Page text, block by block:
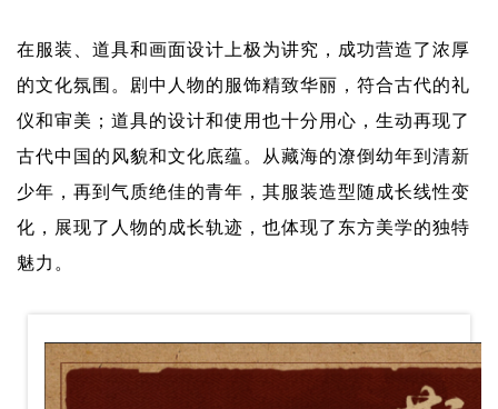
在服装、道具和画面设计上极为讲究，成功营造了浓厚
的文化氛围。剧中人物的服饰精致华丽，符合古代的礼
仪和审美；道具的设计和使用也十分用心，生动再现了
古代中国的风貌和文化底蕴。从藏海的潦倒幼年到清新
少年，再到气质绝佳的青年，其服装造型随成长线性变
化，展现了人物的成长轨迹，也体现了东方美学的独特
魅力。